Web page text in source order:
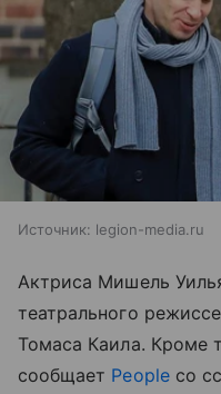
Источник: legion-media.ru
Актриса Мишель
театрального
Томаса Каила. Кроме
сообщает Peopleсо